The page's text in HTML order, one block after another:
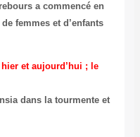
a commencé en
femmes et d’enfants
et aujourd’hui ; le
dans la tourmente et